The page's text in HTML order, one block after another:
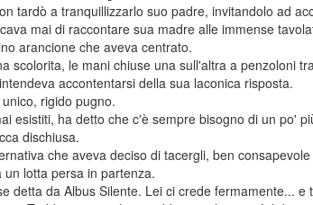
tardò a tranquillizzarlo suo padre, invitandolo ad
mai di raccontare sua madre alle immense
arancione che aveva centrato.
scolorita, le mani chiuse una sull'altra a penzoloni
accontentarsi della sua laconica risposta.
rigido pugno.
esistiti, ha detto che c'è sempre bisogno di un po'
dischiusa.
che aveva deciso di tacergli, ben
lotta persa in partenza.
detta da Albus Silente. Lei ci crede fermamente... e